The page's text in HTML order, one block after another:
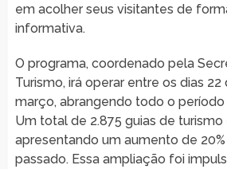
em acolher seus visitantes de
informativa.
O programa, coordenado pela
Turismo, irá operar entre os dias
março, abrangendo todo o
Um total de 2.875 guias de turismo
apresentando um aumento de
passado. Essa ampliação foi